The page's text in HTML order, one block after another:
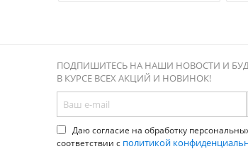
ПОДПИШИТЕСЬ НА НАШИ НОВОСТИ И
В КУРСЕ ВСЕХ АКЦИЙ И НОВИНОК!
Даю согласие на обработку
соответствии с политикой